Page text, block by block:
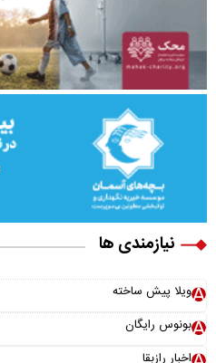
نیازمندی ها
ویلا پیش ساخته
بونوس رایگان
اخبار رازبقا